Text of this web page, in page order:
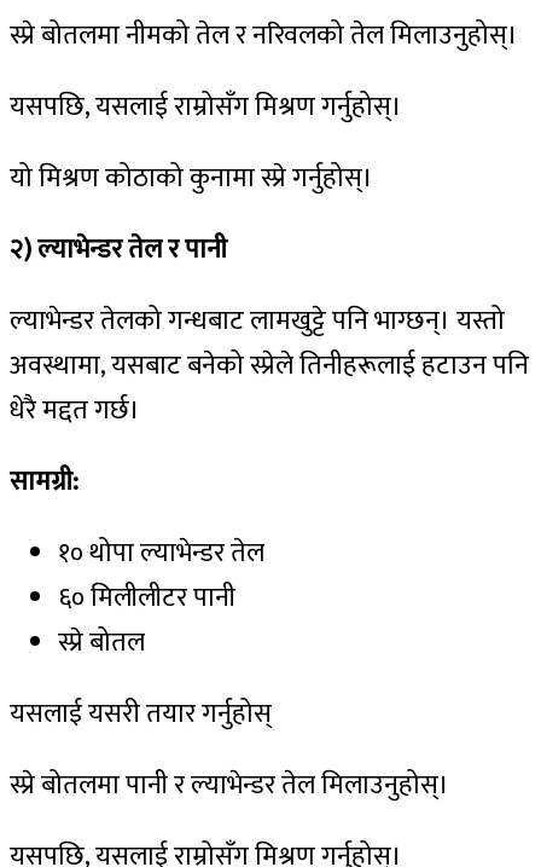
स्प्रे बोतलमा नीमको तेल र नरिवलको तेल मिलाउनुहोस्।
यसपछि, यसलाई राम्रोसँग मिश्रण गर्नुहोस्।
यो मिश्रण कोठाको कुनामा स्प्रे गर्नुहोस्।
२)ल्याभेन्डरतेलरपानी
ल्याभेन्डर तेलको गन्धबाट लामखुट्टे पनि भाग्छन्। यस्तो
अवस्थामा, यसबाट बनेको स्प्रेले तिनीहरूलाई हटाउन पनि
धेरै मद्दत गर्छ।
सामग्री:
१० थोपा ल्याभेन्डर तेल
६० मिलीलीटर पानी
स्प्रे बोतल
यसलाई यसरी तयार गर्नुहोस्
स्प्रे बोतलमा पानी र ल्याभेन्डर तेल मिलाउनुहोस्।
यसपछि, यसलाई राम्रोसँग मिश्रण गर्नुहोस्।